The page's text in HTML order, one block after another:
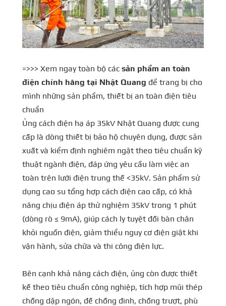
=>>> Xem ngay toàn bộ các sản phẩm an toàn
điện chính hãng tại Nhật Quang để trang bị cho
mình những sản phẩm, thiết bị an toàn điện tiêu
chuẩn
Ủng cách điện hạ áp 35kV Nhật Quang được cung
cấp là dòng thiết bị bảo hộ chuyên dụng, được sản
xuất và kiểm định nghiêm ngặt theo tiêu chuẩn kỹ
thuật ngành điện, đáp ứng yêu cầu làm việc an
toàn trên lưới điện trung thế <35kV. Sản phẩm sử
dụng cao su tổng hợp cách điện cao cấp, có khả
năng chịu điện áp thử nghiệm 35kV trong 1 phút
(dòng rò ≤ 9mA), giúp cách ly tuyệt đối bàn chân
khỏi nguồn điện, giảm thiểu nguy cơ điện giật khi
vận hành, sửa chữa và thi công điện lực.
Bên cạnh khả năng cách điện, ủng còn được thiết
kế theo tiêu chuẩn công nghiệp, tích hợp mũi thép
chống dập ngón, đế chống đinh, chống trượt, phù